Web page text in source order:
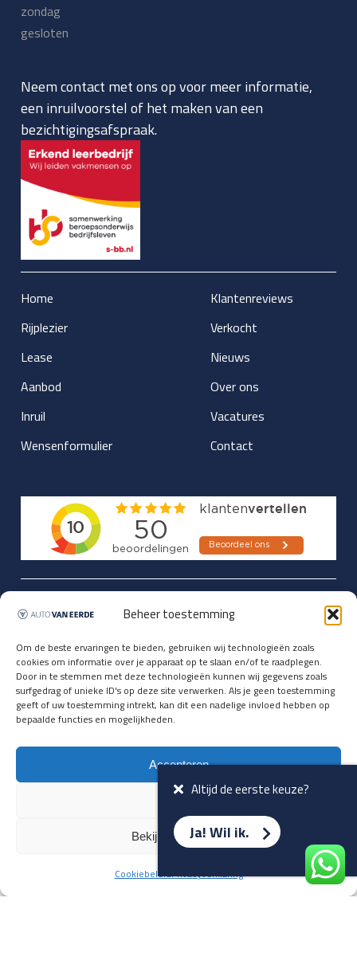
Beheer toestemming
Om de beste ervaringen te bieden, gebruiken wij technologieën zoals
cookies om informatie over je apparaat op te slaan en/of te raadplegen.
Door in te stemmen met deze technologieën kunnen wij gegevens zoals
surfgedrag of unieke ID's op deze site verwerken. Als je geen toestemming
geeft of uw toestemming intrekt, kan dit een nadelige invloed hebben op
bepaalde functies en mogelijkheden.
Accepteren
Bekijk voorkeuren
CookiebeleidPrivacyverklaring
Terug naar overzicht
zondag
gesloten
Neem contact met ons op voor meer informatie,
een inruilvoorstel of het maken van een
bezichtigingsafspraak.
Home
Rijplezier
Lease
Aanbod
Inruil
Wensenformulier
Klantenreviews
Verkocht
Nieuws
Over ons
Vacatures
Contact
Updates over nieuwbinnen-komers
vóórdat ze op de portals staan?
Registreer je hier.
E-mailadres *
Altijd de eerste keuze?
Ja! Wil ik.